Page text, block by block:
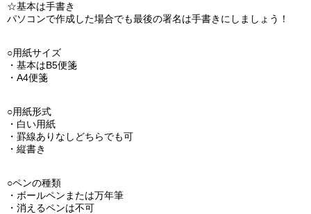
☆基本は手書き
パソコンで作成した場合でも最後の署名は手書きにしましょう！
○用紙サイズ
・基本はB5便箋
・A4便箋
○用紙形式
・白い用紙
・罫線ありなしどちらでも可
・縦書き
○ペンの種類
・ボールペンまたは万年筆
・消えるペンは不可